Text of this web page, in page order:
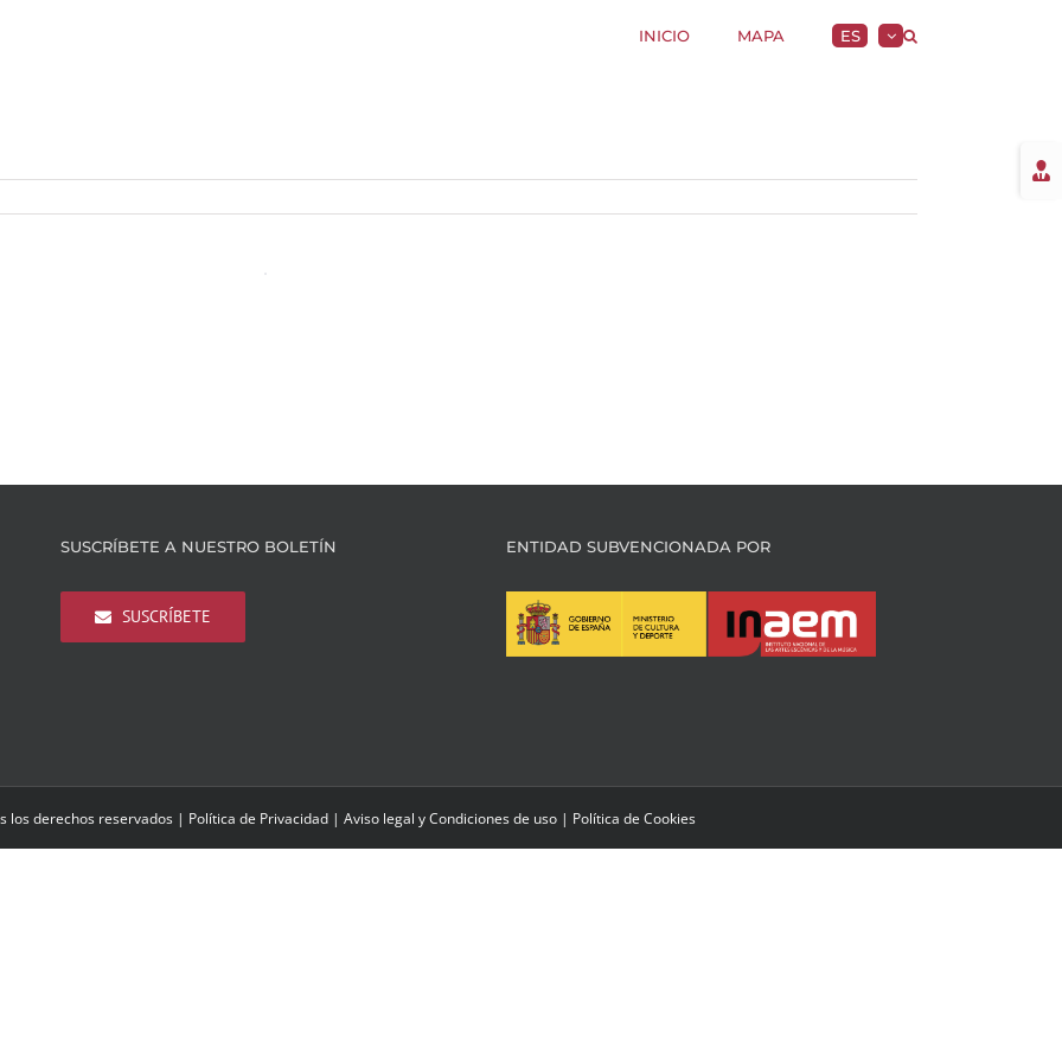
INICIO MAPA ES
SUSCRÍBETE A NUESTRO BOLETÍN
SUSCRÍBETE
ENTIDAD SUBVENCIONADA POR
los derechos reservados | Política de Privacidad | Aviso legal y Condiciones de uso | Política de Cookies